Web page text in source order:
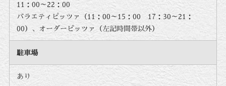
11：00～22：00
バラエティピッツァ（11：00～15：00 17：30～21：
00）、オーダーピッツァ（左記時間帯以外）
駐車場
あり